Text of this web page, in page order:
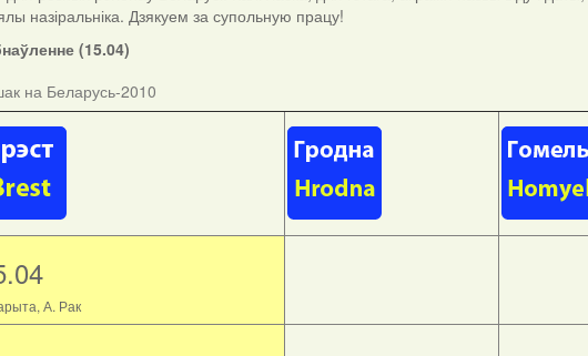
назіральніка. Дзякуем за супольную працу!
(15.04)
на Беларусь-2010
А. Рак